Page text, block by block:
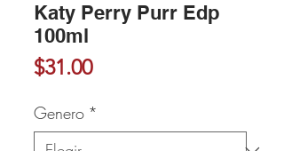
Katy Perry Purr Edp
100ml
$31.00Precio
Genero *